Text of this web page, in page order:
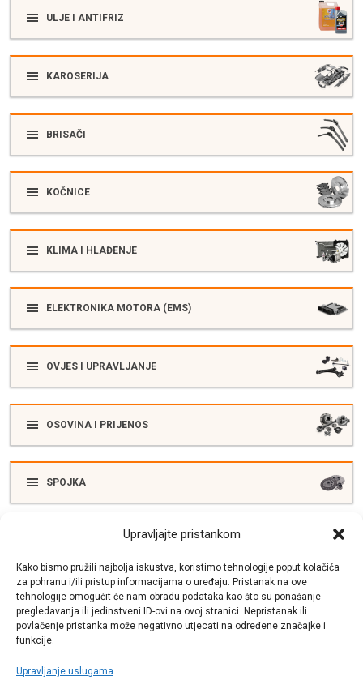
Upravljajte pristankom
Kako bismo pružili najbolja iskustva, koristimo tehnologije poput kolačića
za pohranu i/ili pristup informacijama o uređaju. Pristanak na ove
tehnologije omogućit će nam obradu podataka kao što su ponašanje
pregledavanja ili jedinstveni ID-ovi na ovoj stranici. Nepristanak ili
povlačenje pristanka može negativno utjecati na određene značajke i
funkcije.
Upravljanje uslugama
ULJE I ANTIFRIZ
KAROSERIJA
BRISAČI
KOČNICE
KLIMA I HLAĐENJE
ELEKTRONIKA MOTORA (EMS)
OVJES I UPRAVLJANJE
OSOVINA I PRIJENOS
SPOJKA
SUSTAV ISPUŠNIH PLINOVA